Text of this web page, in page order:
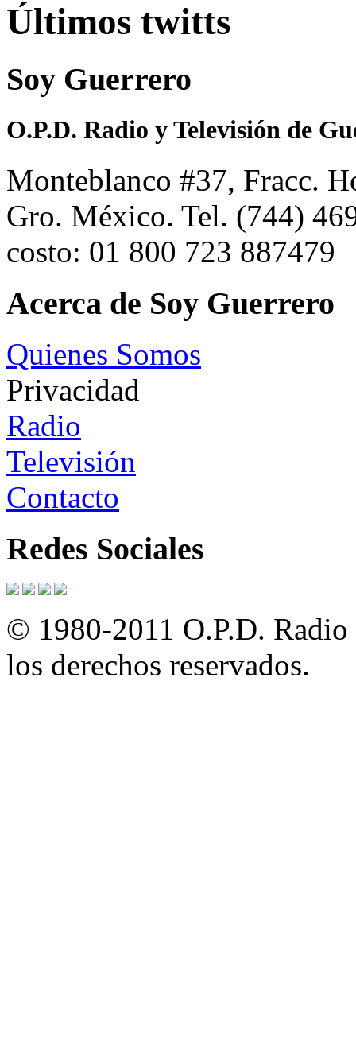
Últimos twitts
Soy Guerrero
O.P.D. Radio y Televisión de
Monteblanco #37, Fracc.
Gro. México. Tel. (744)
costo: 01 800 723 887479
Acerca de Soy Guerrero
Quienes Somos
Privacidad
Radio
Televisión
Contacto
Redes Sociales
© 1980-2011 O.P.D.
los derechos reservados.